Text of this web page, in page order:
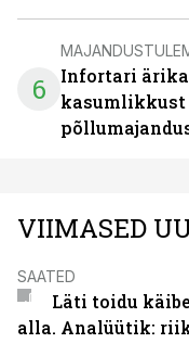
6
Infortari
kasumlikkust
VIIMASED
SAATED
Läti toidu
alla. Analüütik: